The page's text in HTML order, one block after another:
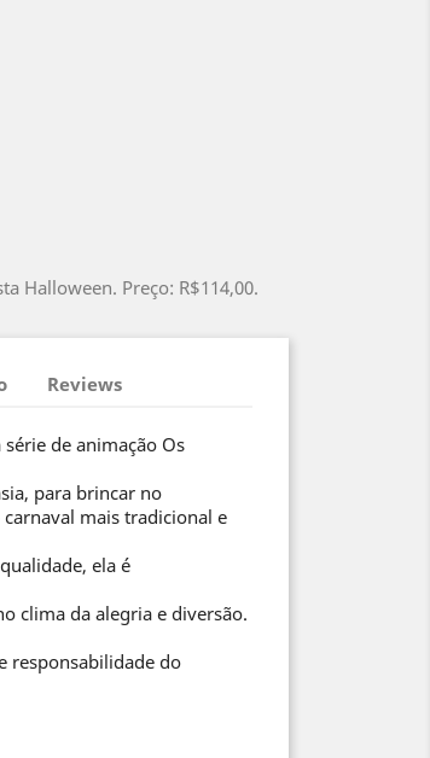
Halloween. Preço: R$114,00.
Reviews
de animação Os
para brincar no
mais tradicional e
ela é
clima da alegria e diversão.
responsabilidade do